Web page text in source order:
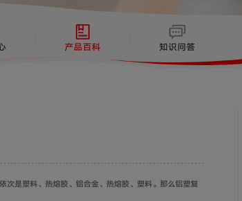
产品百科 知识问答
次是塑料、热熔胶、铝合金、热熔胶、塑料。那么铝塑复